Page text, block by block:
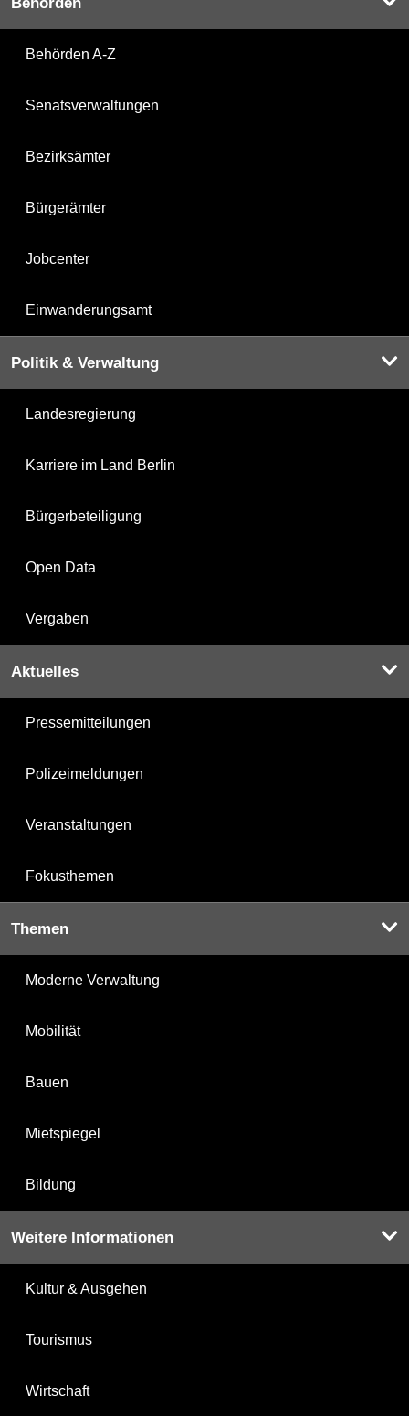
Behörden A-Z
Senatsverwaltungen
Bezirksämter
Bürgerämter
Jobcenter
Einwanderungsamt
Politik & Verwaltung
Landesregierung
Karriere im Land Berlin
Bürgerbeteiligung
Open Data
Vergaben
Aktuelles
Pressemitteilungen
Polizeimeldungen
Veranstaltungen
Fokusthemen
Themen
Moderne Verwaltung
Mobilität
Bauen
Mietspiegel
Bildung
Weitere Informationen
Kultur & Ausgehen
Tourismus
Wirtschaft